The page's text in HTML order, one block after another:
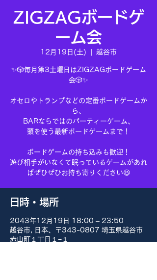
ZIGZAGボードゲ
ーム会
12月19日(土) 越谷市
✨🎲毎月第3土曜日はZIGZAGボードゲーム
会🎲✨
オセロやトランプなどの定番ボードゲームか
ら、
BARならではのパーティーゲーム、
頭を使う最新ボードゲームまで！
ボードゲームの持ち込みも歓迎！
遊び相手がいなくて眠っているゲームがあれ
ばぜひぜひお持ち寄りください😆
日時・場所
2043年12月19日 18:00 – 23:50
越谷市, 日本、〒343-0807 埼玉県越谷市
赤山町１丁目１−１